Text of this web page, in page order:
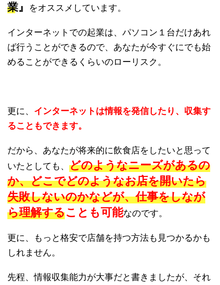
業』
をオススメしています。
インターネットでの起業は、パソコン１台だけあれ
ば行うことができるので、あなたが今すぐにでも始
めることができるくらいのローリスク。
更に、 インターネットは情報を発信したり、収集す
ることもできます。
だから、あなたが将来的に飲食店をしたいと思って
いたとしても、 どのようなニーズがあるの
か、どこでどのようなお店を開いたら
失敗しないのかなどが、仕事をしなが
ら理解することも可能なのです。
更に、もっと格安で店舗を持つ方法も見つかるかも
しれません。
先程、情報収集能力が大事だと書きましたが、それ